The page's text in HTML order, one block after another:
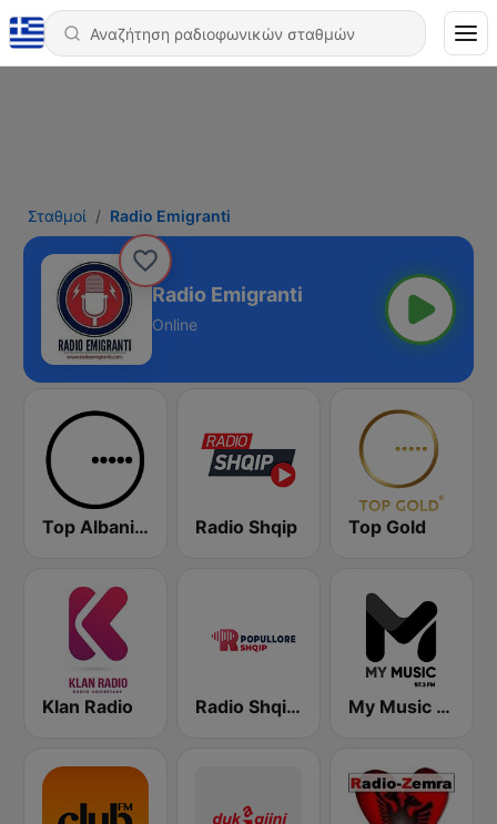
Σταθμοί Radio Emigranti
Radio Emigranti
Online
Top Albania Radio Radio Shqip Top Gold
Klan Radio Radio Shqip Popullore My Music Radio